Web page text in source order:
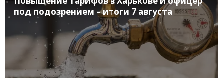
под подозрением – итоги 7 августа